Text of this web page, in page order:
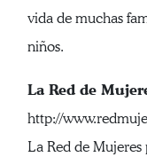
vida de muchas
niños.
La Red de
http://
La Red de